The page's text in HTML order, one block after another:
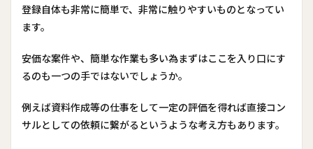
登録自体も非常に簡単で、非常に触りやすいものとなってい
ます。
安価な案件や、簡単な作業も多い為まずはここを入り口にす
るのも一つの手ではないでしょうか。
例えば資料作成等の仕事をして一定の評価を得れば直接コン
サルとしての依頼に繋がるというような考え方もあります。